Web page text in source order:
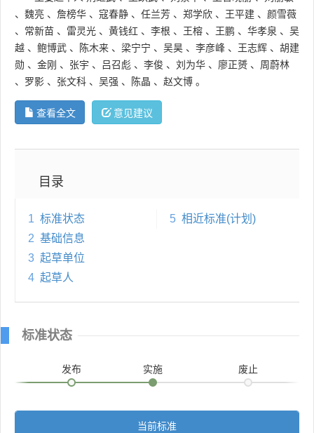
、 魏亮 、 詹榜华 、 寇春静 、 任兰芳 、 郑学欣 、 王平建 、 颜雪薇
、 常新苗 、 雷灵光 、 黄钱红 、 李根 、 王榕 、 王鹏 、 华孝泉 、 吴
越 、 鲍博武 、 陈木来 、 梁宁宁 、 吴昊 、 李彦峰 、 王志辉 、 胡建
勋 、 金刚 、 张宇 、 吕召彪 、 李俊 、 刘为华 、 廖正赟 、 周蔚林
、 罗影 、 张文科 、 吴强 、 陈晶 、 赵文博 。
查看全文 意见建议
目录
1 标准状态
2 基础信息
3 起草单位
4 起草人
5 相近标准(计划)
标准状态
发布 实施 废止
当前标准